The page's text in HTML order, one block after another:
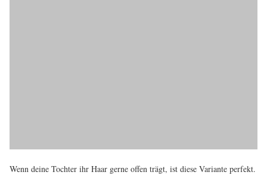
Wenn deine Tochter ihr Haar gerne offen trägt, ist diese Variante perfekt.